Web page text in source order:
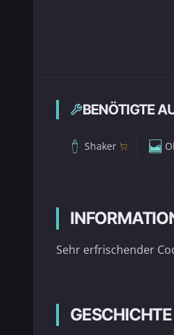
BENÖTIGTE
Shaker
Sehr erfrischender
GESCHICHTE